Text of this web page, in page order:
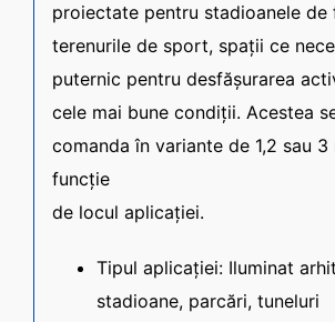
proiectate pentru stadioanele de
terenurile de sport, spații ce
puternic pentru desfășurarea
cele mai bune condiții. Acestea
comanda în variante de 1,2 sau 3
funcție
de locul aplicației.
Tipul aplicației: Iluminat
stadioane, parcări, tuneluri